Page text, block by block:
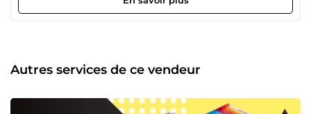
réalité graphique.
Autres services de ce vendeur